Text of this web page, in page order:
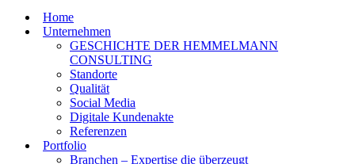
Home
Unternehmen
GESCHICHTE DER HEMMELMANN
CONSULTING
Standorte
Qualität
Social Media
Digitale Kundenakte
Referenzen
Portfolio
Branchen – Expertise die überzeugt